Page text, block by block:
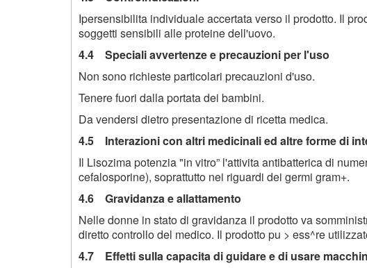
Ipersensibilita individuale accertata verso il prodotto. Il
soggetti sensibili alle proteine dell'uovo.
4.4 Speciali avvertenze e precauzioni per l'uso
Non sono richieste particolari precauzioni d'uso.
Tenere fuori dalla portata dei bambini.
Da vendersi dietro presentazione di ricetta medica.
4.5 Interazioni con altri medicinali ed altre forme di
Il Lisozima potenzia "in vitro” l'attivita antibatterica di
cefalosporine), soprattutto nei riguardi dei germi gram+.
4.6 Gravidanza e allattamento
Nelle donne in stato di gravidanza il prodotto va
diretto controllo del medico. Il prodotto pu > ess^re
4.7 Effetti sulla capacita di guidare e di usare